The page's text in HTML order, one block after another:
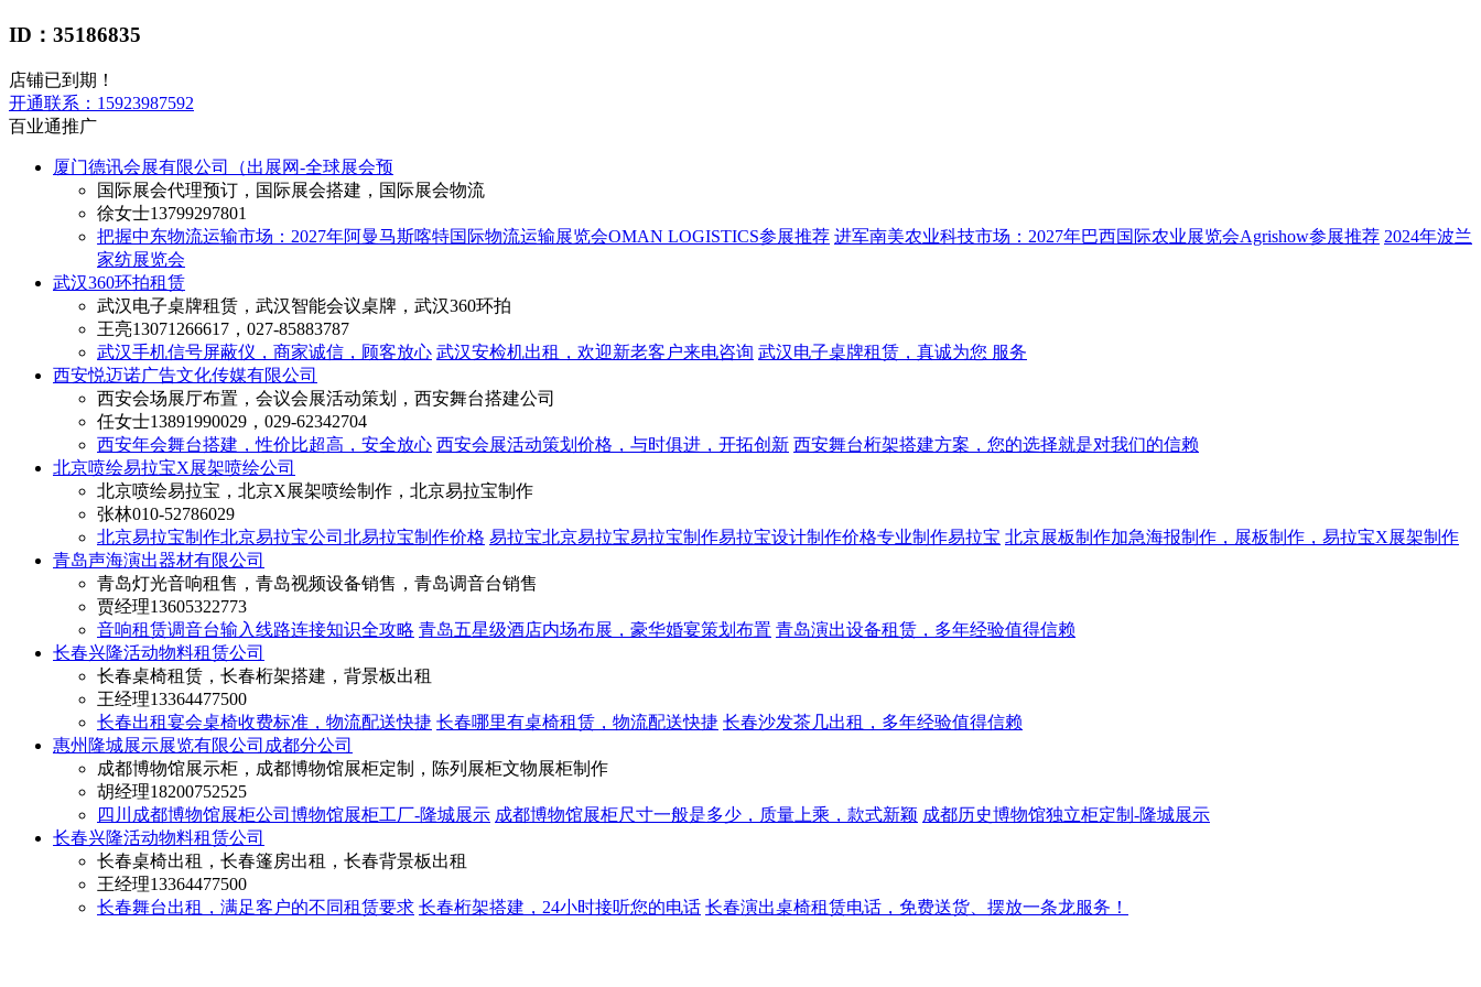
ID：35186835
店铺已到期！
开通联系： 15923987592
百业通推广
厦门德讯会展有限公司（出展网-全球展会预
国际展会代理预订，国际展会搭建，国际展会物流
徐女士13799297801
把握中东物流运输市场：2027年阿曼马斯喀特国际物流运输展览会OMAN LOGISTICS参展推荐 进军南美农业科技市场：2027年巴西国际农业展览会Agrishow参展推荐 2024年波兰
家纺展览会
武汉360环拍租赁
武汉电子桌牌租赁，武汉智能会议桌牌，武汉360环拍
王亮13071266617，027-85883787
武汉手机信号屏蔽仪，商家诚信，顾客放心 武汉安检机出租，欢迎新老客户来电咨询 武汉电子桌牌租赁，真诚为您 服务
西安悦迈诺广告文化传媒有限公司
西安会场展厅布置，会议会展活动策划，西安舞台搭建公司
任女士13891990029，029-62342704
西安年会舞台搭建，性价比超高，安全放心 西安会展活动策划价格，与时俱进，开拓创新 西安舞台桁架搭建方案，您的选择就是对我们的信赖
北京喷绘易拉宝X展架喷绘公司
北京喷绘易拉宝，北京X展架喷绘制作，北京易拉宝制作
张林010-52786029
北京易拉宝制作北京易拉宝公司北易拉宝制作价格 易拉宝北京易拉宝易拉宝制作易拉宝设计制作价格专业制作易拉宝 北京展板制作加急海报制作，展板制作，易拉宝X展架制作
青岛声海演出器材有限公司
青岛灯光音响租售，青岛视频设备销售，青岛调音台销售
贾经理13605322773
音响租赁调音台输入线路连接知识全攻略 青岛五星级酒店内场布展，豪华婚宴策划布置 青岛演出设备租赁，多年经验值得信赖
长春兴隆活动物料租赁公司
长春桌椅租赁，长春桁架搭建，背景板出租
王经理13364477500
长春出租宴会桌椅收费标准，物流配送快捷 长春哪里有桌椅租赁，物流配送快捷 长春沙发茶几出租，多年经验值得信赖
惠州隆城展示展览有限公司成都分公司
成都博物馆展示柜，成都博物馆展柜定制，陈列展柜文物展柜制作
胡经理18200752525
四川成都博物馆展柜公司博物馆展柜工厂-隆城展示 成都博物馆展柜尺寸一般是多少，质量上乘，款式新颖 成都历史博物馆独立柜定制-隆城展示
长春兴隆活动物料租赁公司
长春桌椅出租，长春篷房出租，长春背景板出租
王经理13364477500
长春舞台出租，满足客户的不同租赁要求 长春桁架搭建，24小时接听您的电话 长春演出桌椅租赁电话，免费送货、摆放一条龙服务！